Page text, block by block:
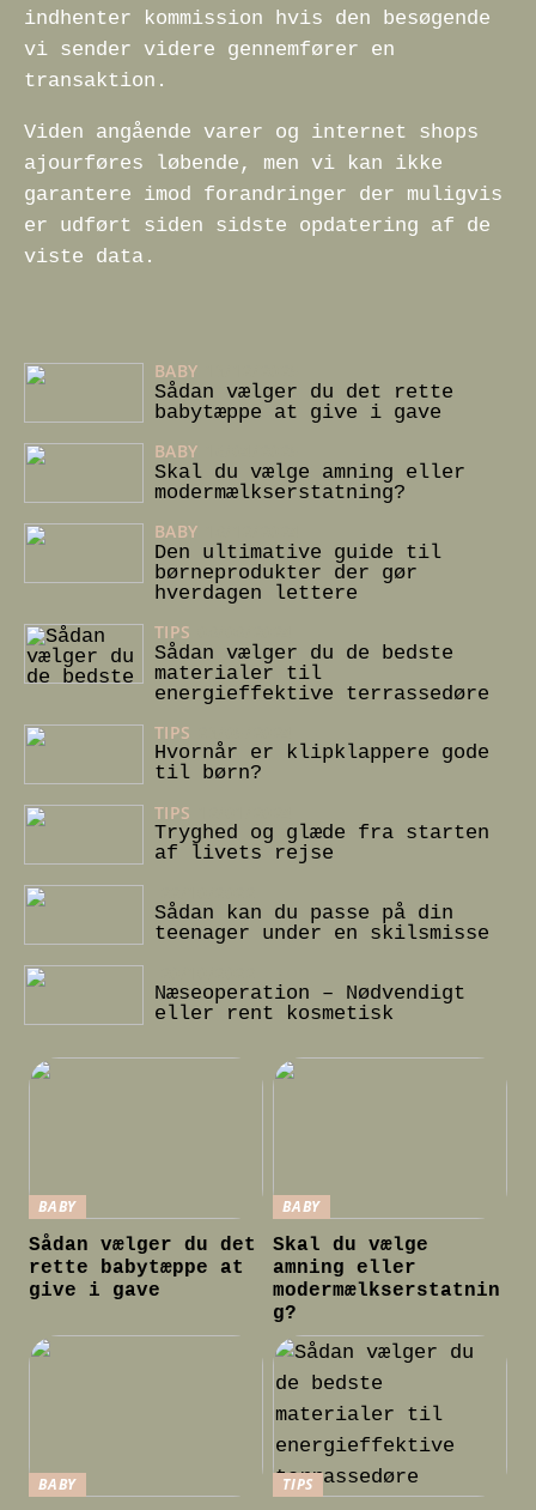
indhenter kommission hvis den besøgende
vi sender videre gennemfører en
transaktion.
Viden angående varer og internet shops
ajourføres løbende, men vi kan ikke
garantere imod forandringer der muligvis
er udført siden sidste opdatering af de
viste data.
BABY
Sådan vælger du det rette
babytæppe at give i gave
BABY
Skal du vælge amning eller
modermælkserstatning?
BABY
Den ultimative guide til
børneprodukter der gør
hverdagen lettere
TIPS
Sådan vælger du de bedste
materialer til
energieffektive terrassedøre
TIPS
Hvornår er klipklappere gode
til børn?
TIPS
Tryghed og glæde fra starten
af livets rejse
Sådan kan du passe på din
teenager under en skilsmisse
Næseoperation – Nødvendigt
eller rent kosmetisk
BABY
Sådan vælger du det
rette babytæppe at
give i gave
BABY
Skal du vælge
amning eller
modermælkserstatnin
g?
BABY TIPS